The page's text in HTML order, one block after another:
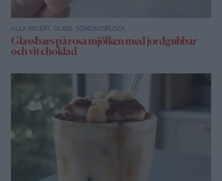
ALLA RECEPT, GLASS SÖNDAGSPLOCK
Glassbars på rosa mjölken med jordgubbar
och vit choklad